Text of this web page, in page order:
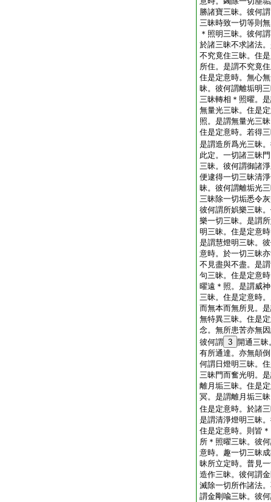
勝諸寶三昧。彼何
三昧時致一切等則
＊照明三昧。彼何
於諸三昧不求諸法
不究竟住三昧。住
所住。是謂不究竟
住是定意時。無心
昧。彼何謂離垢明
三昧轉相＊照曜。
無量光三昧。住是
照。是謂無量光三
住是定意時。若得
是謂造所爲光三昧
此定。一切諸三昧
三昧。彼何謂御諸
便逮得一切三昧清
昧。彼何謂離垢光
三昧除一切垢悉令
彼何謂所娯樂三昧
樂一切三昧。是謂
明三昧。住是定意
是謂慧燈明三昧。
意時。於一切三昧
不見盡與不盡。是
句三昧。住是定意
曜遠＊照。是謂威
三昧。住是定意時
而無本而無所見。
無特異三昧。住是
念。無所患苦亦無
彼何謂 3 開通三
有所通達。亦無顛
何謂日燈明三昧。
三昧門而奮光明。
離月垢三昧。住是
冥。是謂離月垢三
住是定意時。於諸
是謂清淨燈明三昧
住是定意時。則皆
所＊照曜三昧。彼
意時。趣一切三昧
昧所立定時。普見
造作三昧。彼何謂
滅除一切所作諸法
謂金剛喩三昧。彼